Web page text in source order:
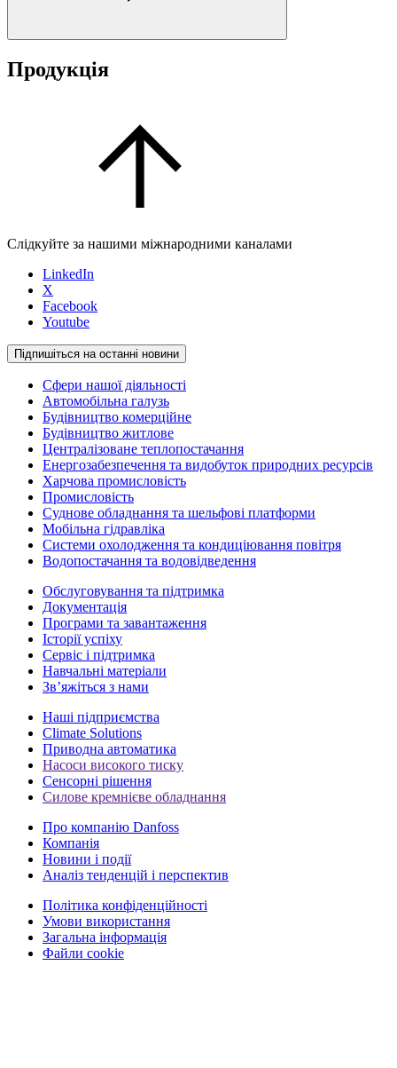
Продукція
Слідкуйте за нашими міжнародними каналами
LinkedIn
X
Facebook
Youtube
Підпишіться на останні новини
Сфери нашої діяльності
Автомобільна галузь
Будівництво комерційне
Будівництво житлове
Централізоване теплопостачання
Енергозабезпечення та видобуток природних ресурсів
Харчова промисловість
Промисловість
Суднове обладнання та шельфові платформи
Мобільна гідравліка
Системи охолодження та кондиціювання повітря
Водопостачання та водовідведення
Обслуговування та підтримка
Документація
Програми та завантаження
Історії успіху
Сервіс і підтримка
Навчальні матеріали
Зв’яжіться з нами
Наші підприємства
Climate Solutions
Приводна автоматика
Насоси високого тиску
Сенсорні рішення
Силове кремнієве обладнання
Про компанію Danfoss
Компанія
Новини і події
Аналіз тенденцій і перспектив
Політика конфіденційності
Умови використання
Загальна інформація
Файли cookie